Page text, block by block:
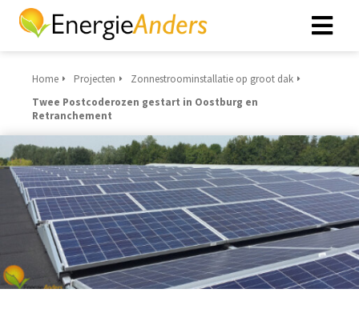
Home Projecten
Zonnestroominstallatie op groot dak
Twee Postcoderozen gestart in Oostburg en
Retranchement
policy
om
te
Ze